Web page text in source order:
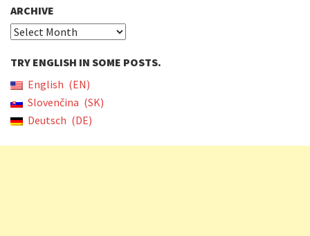
ARCHIVE
Archive
TRY ENGLISH IN SOME POSTS.
English
EN
Slovenčina
SK
Deutsch
DE